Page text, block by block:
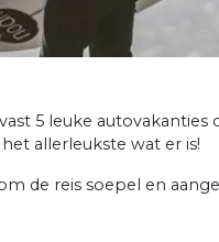
5 leuke
allerleukste wat er is!
de reis soepel en